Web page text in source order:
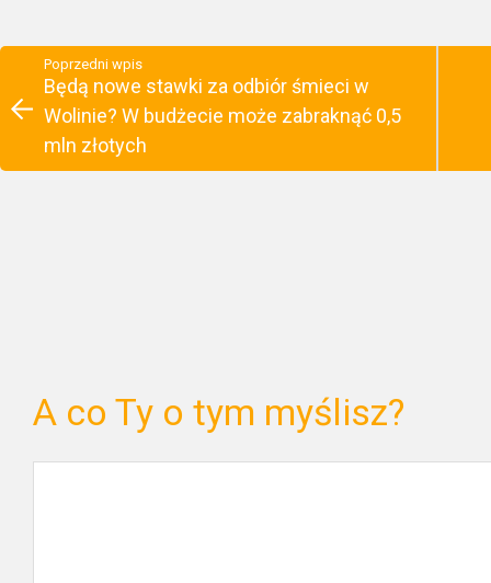
Poprzedni wpis
Będą nowe stawki za odbiór śmieci w
Wolinie? W budżecie może zabraknąć 0,5
mln złotych
A co Ty o tym myślisz?